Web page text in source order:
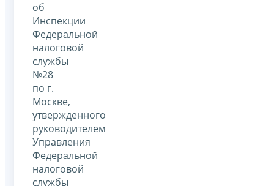
об
Инспекции
Федеральной
налоговой
службы
№28
по г.
Москве,
утвержденного
руководителем
Управления
Федеральной
налоговой
службы